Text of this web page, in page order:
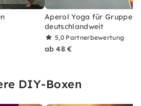
Aperol Yoga für Gruppen
deutschlandweit
5,0 Partnerbewertung
ab 48 €
DIY-Boxen